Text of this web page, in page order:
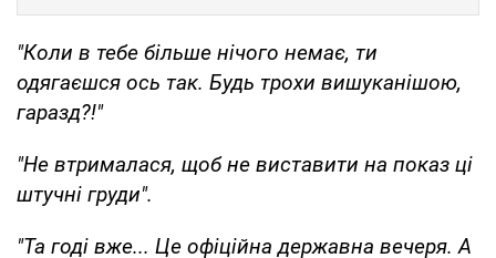
"Коли в тебе більше нічого немає, ти
одягаєшся ось так. Будь трохи вишуканішою,
гаразд?!"
"Не втрималася, щоб не виставити на показ ці
штучні груди".
"Та годі вже... Це офіційна державна вечеря. А